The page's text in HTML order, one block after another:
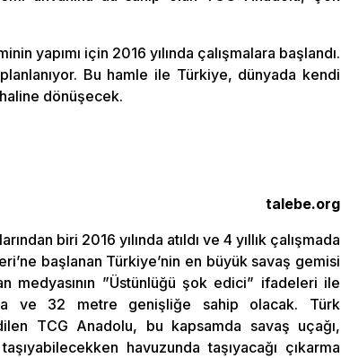
yapımı için 2016 yılında çalışmalara başlandı.
planlanıyor. Bu hamle ile Türkiye, dünyada kendi
dönüşecek.
talebe.org
biri 2016 yılında atıldı ve 4 yıllık çalışmada
başlanan Türkiye’nin en büyük savaş gemisi
medyasının ”Üstünlüğü şok edici” ifadeleri ile
ve 32 metre genişliğe sahip olacak. Türk
TCG Anadolu, bu kapsamda savaş uçağı,
havuzunda taşıyacağı çıkarma